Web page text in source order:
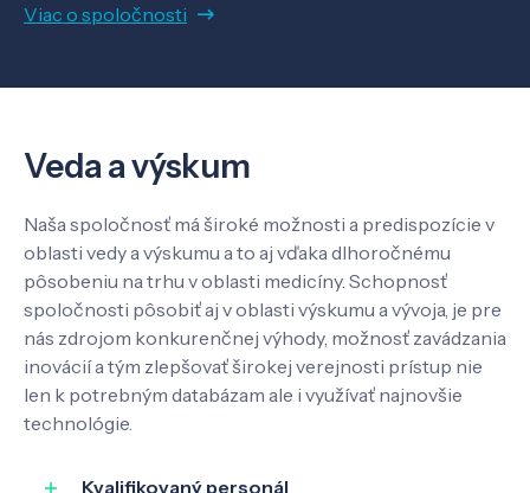
Viac o spoločnosti
Veda a výskum
Naša spoločnosť má široké možnosti a predispozície v
oblasti vedy a výskumu a to aj vďaka dlhoročnému
pôsobeniu na trhu v oblasti medicíny. Schopnosť
spoločnosti pôsobiť aj v oblasti výskumu a vývoja, je pre
nás zdrojom konkurenčnej výhody, možnosť zavádzania
inovácií a tým zlepšovať širokej verejnosti prístup nie
len k potrebným databázam ale i využívať najnovšie
technológie.
Kvalifikovaný personál